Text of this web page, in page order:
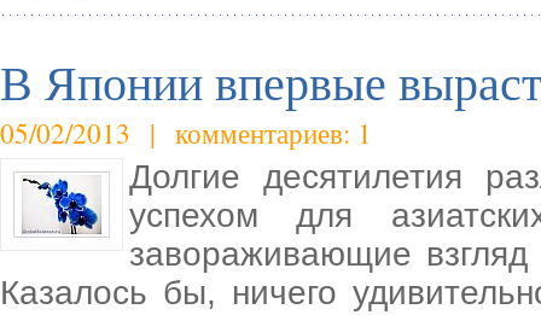
В Японии впервые
05/02/2013 | комментариев: 1
Долгие десятилетия
успехом для
завораживающие
Казалось бы, ничего